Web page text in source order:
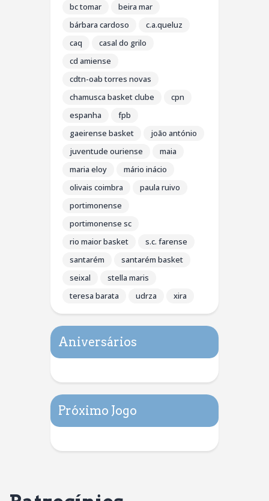
bc tomar
beira mar
bárbara cardoso
c.a.queluz
caq
casal do grilo
cd amiense
cdtn-oab torres novas
chamusca basket clube
cpn
espanha
fpb
gaeirense basket
joão antónio
juventude ouriense
maia
maria eloy
mário inácio
olivais coimbra
paula ruivo
portimonense
portimonense sc
rio maior basket
s.c. farense
santarém
santarém basket
seixal
stella maris
teresa barata
udrza xira
Aniversários
Próximo Jogo